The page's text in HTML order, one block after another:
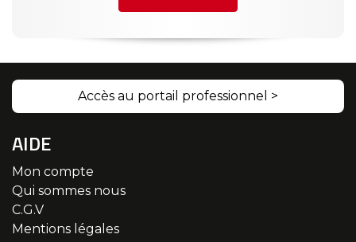
Accès au portail professionnel >
AIDE
Mon compte
Qui sommes nous
C.G.V
Mentions légales